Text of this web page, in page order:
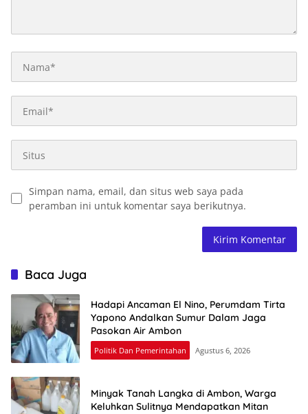
Simpan nama, email, dan situs web saya pada
peramban ini untuk komentar saya berikutnya.
Baca Juga
Hadapi Ancaman El Nino, Perumdam Tirta
Yapono Andalkan Sumur Dalam Jaga
Pasokan Air Ambon
Politik Dan Pemerintahan Agustus 6, 2026
Minyak Tanah Langka di Ambon, Warga
Keluhkan Sulitnya Mendapatkan Mitan